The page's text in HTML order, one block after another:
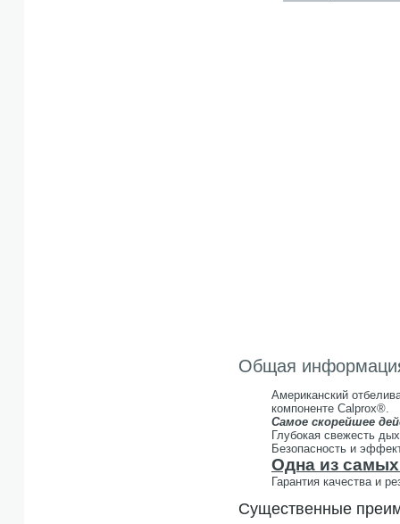
Общая
Американский
компоненте Calprox®.
Самое скорейшее
Глубокая свежесть
Безопасность и
Одна из
Гарантия качества и
Существенные